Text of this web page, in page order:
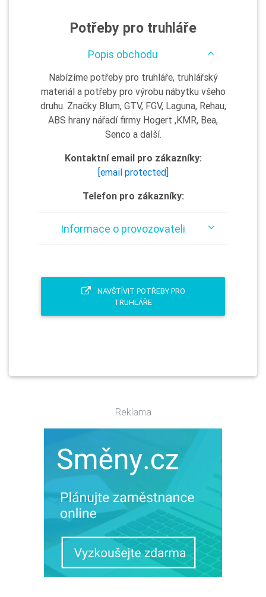
Potřeby pro truhláře
Popis obchodu
Nabízíme potřeby pro truhláře, truhlářský
materiál a potřeby pro výrobu nábytku všeho
druhu. Značky Blum, GTV, FGV, Laguna, Rehau,
ABS hrany nářadí firmy Hogert ,KMR, Bea,
Senco a další.
Kontaktní email pro zákazníky:
[email protected]
Telefon pro zákazníky:
Informace o provozovateli
NAVŠTÍVIT POTŘEBY PRO
TRUHLÁŘE
Reklama